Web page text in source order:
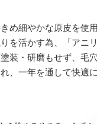
め細やかな原皮を使
を活かす為、「アニ
装・研磨もせず、毛
、一年を通して快適